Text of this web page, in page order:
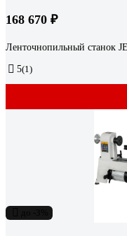
168 670 ₽
Ленточнопильный станок
5(1)